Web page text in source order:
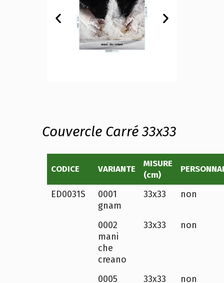
Couvercle Carré 33x33
CODICE VARIANTE
MISURE
(cm)
ED0031S
0001
gnam
33x33 non
0002
mani
che
creano
33x33 non
0005
33x33 non